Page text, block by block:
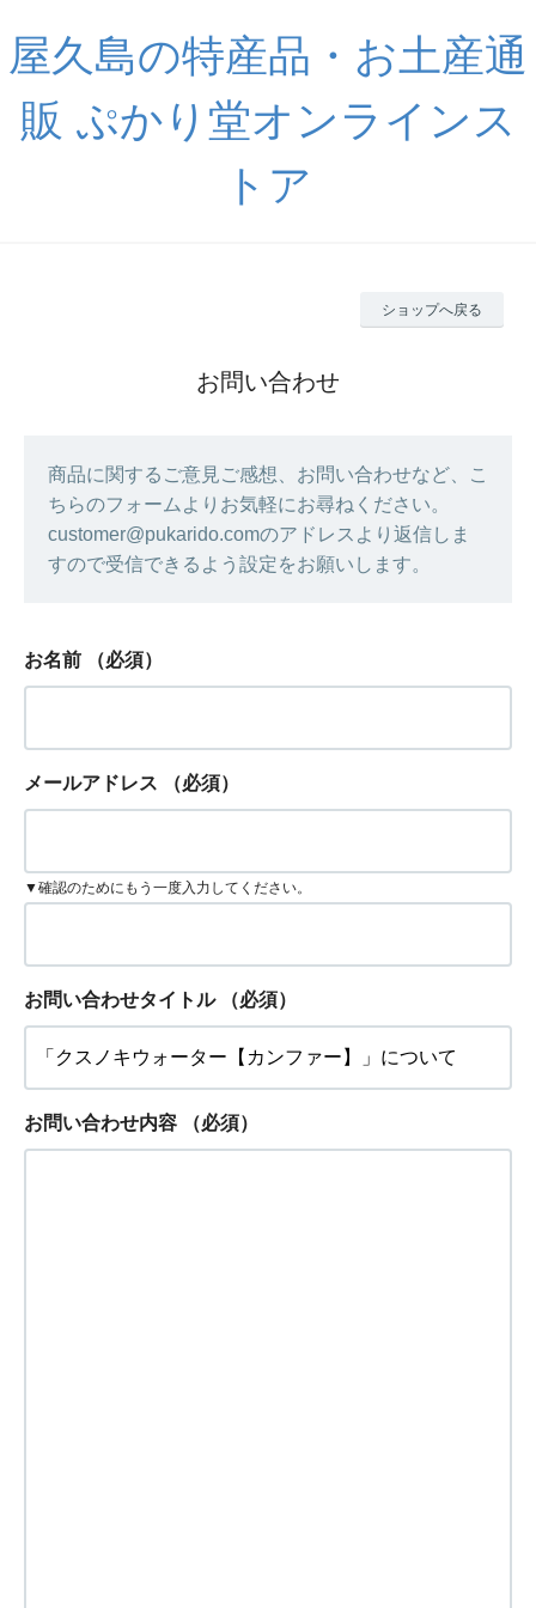
屋久島の特産品・お土産通
販 ぷかり堂オンラインス
トア
ショップへ戻る
お問い合わせ
商品に関するご意見ご感想、お問い合わせなど、こ
ちらのフォームよりお気軽にお尋ねください。
customer@pukarido.comのアドレスより返信しま
すので受信できるよう設定をお願いします。
お名前 （必須）
メールアドレス （必須）
▼確認のためにもう一度入力してください。
お問い合わせタイトル （必須）
お問い合わせ内容 （必須）